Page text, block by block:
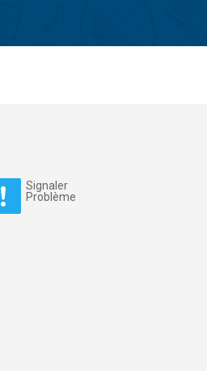
Signaler
Problème